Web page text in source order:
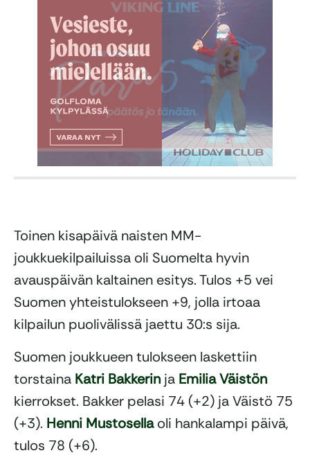
Toinen kisapäivä naisten MM-
joukkuekilpailuissa oli Suomelta hyvin
avauspäivän kaltainen esitys. Tulos +5 vei
Suomen yhteistulokseen +9, jolla irtoaa
kilpailun puolivälissä jaettu 30:s sija.
Suomen joukkueen tulokseen laskettiin
torstaina Katri Bakkerinja Emilia Väistön
kierrokset. Bakker pelasi 74 (+2) ja Väistö 75
(+3). Henni Mustosellaoli hankalampi päivä,
tulos 78 (+6).